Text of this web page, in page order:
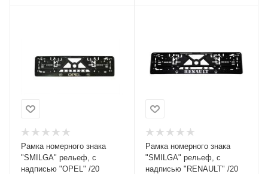
Рамка номерного знака
"SMILGA" рельеф, с
надписью "OPEL" /20
Рамка номерного знака
"SMILGA" рельеф, с
надписью "RENAULT" /20